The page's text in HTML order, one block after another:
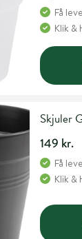
Få
Klik &
Skjuler
149 kr.
Få
Klik &